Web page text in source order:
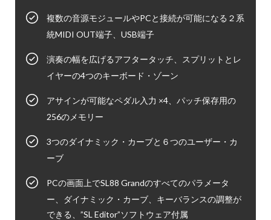
複数の音源モジュールやPCと接続が可能になる２系
統MIDI OUT端子、USB端子
演奏の幅を広げるアフタータッチ、スプリットとレ
イヤーの4つのキーボード・ゾーン
アサインが可能なペダル入力 ×4、パッチ保存用の
256のメモリー
3つのダイナミック・カーブと６つのユーザー・カ
ーブ
PCの画面上でSL88 Grandのすべてのパラメータ
ー、ダイナミック・カーブ、キーバランスの調整が
できる、”SL Editor”ソフトウェア付属